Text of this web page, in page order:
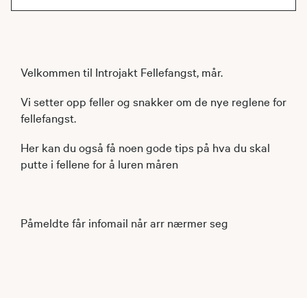
Velkommen til Introjakt Fellefangst, mår.
Vi setter opp feller og snakker om de nye reglene for
fellefangst.
Her kan du også få noen gode tips på hva du skal
putte i fellene for å luren måren
Påmeldte får infomail når arr nærmer seg